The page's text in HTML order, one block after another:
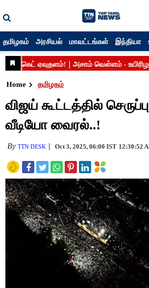
தமிழகம் அரசியல் மாவட்டங்கள் இந்தியா
Home தமிழகம்
விஜய் கூட்டத்தில்
வீடியோ வைரல்..!
ByTTN DESK Oct 3, 2025, 06:00 IST 12:30:52